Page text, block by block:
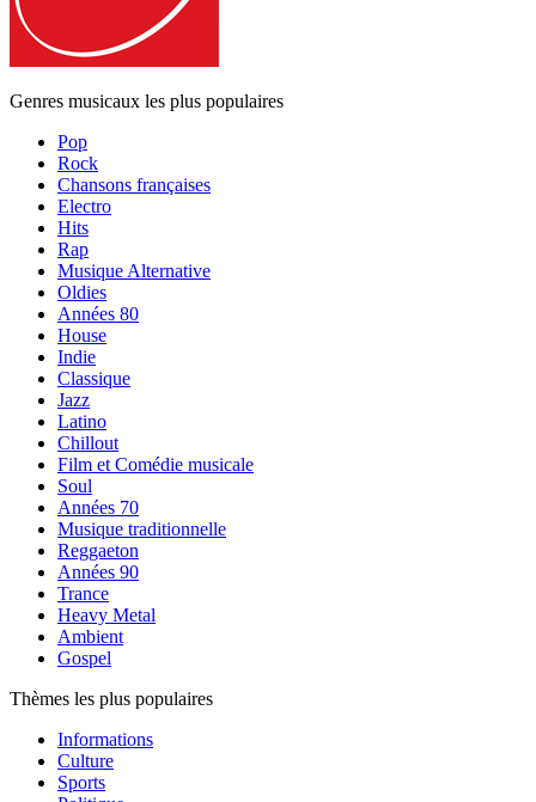
Genres musicaux les plus populaires
Pop
Rock
Chansons françaises
Electro
Hits
Rap
Musique Alternative
Oldies
Années 80
House
Indie
Classique
Jazz
Latino
Chillout
Film et Comédie musicale
Soul
Années 70
Musique traditionnelle
Reggaeton
Années 90
Trance
Heavy Metal
Ambient
Gospel
Thèmes les plus populaires
Informations
Culture
Sports